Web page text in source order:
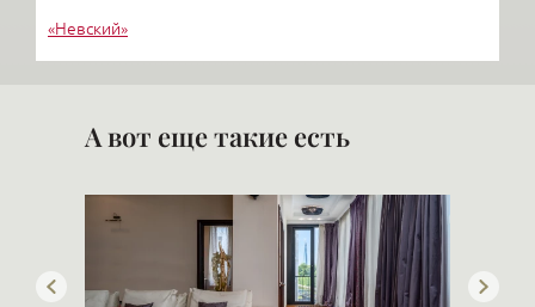
«Невский»
«Стимул СКТ»
А вот еще такие есть